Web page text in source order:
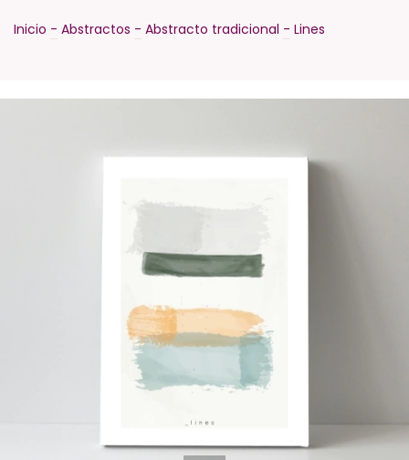
Inicio - Abstractos - Abstracto tradicional - Lines